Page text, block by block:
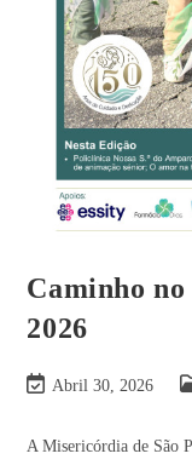
Caminho no
2026
Abril 30, 2026
A Misericórdia de São